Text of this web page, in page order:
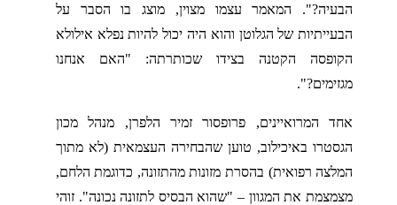
הבעיה?". המאמר עצמו מצוין, מוצג בו הסבר על
הבעייתיות של הגלוטן והוא היה יכול להיות נפלא אילולא
הקופסה הקטנה בצידו שכותרתה: "האם אנחנו
מגזימים?".
אחד המרואיינים, פרופסור זמיר הלפרן, מנהל מכון
הגסטרו באיכילוב, טוען שהבחירה העצמאית (לא מתוך
המלצה רפואית) בהסרת מזונות מהתזונה, כדוגמת הלחם,
מצמצמת את המגוון – "שהוא הבסיס לתזונה נכונה". זוהי